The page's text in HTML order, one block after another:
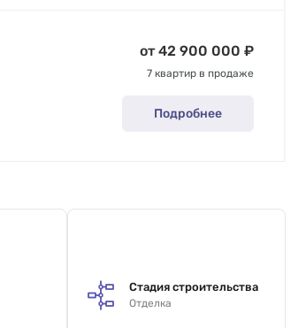
от 42 900 000 ₽
7 квартир в продаже
Подробнее
Стадия строительства
Отделка